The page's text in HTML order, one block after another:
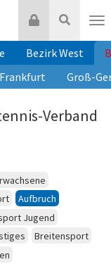
Suche
Login
Bezirk West
Frankfurt Groß-
Verband
Aufbruch
Jugend
Breitensport